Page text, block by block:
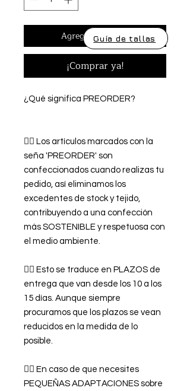
Agregar al carrito
¡Comprar ya!
¿Qué significa PREORDER?
👉🏿 Los artículos marcados con la
seña 'PREORDER' son
confeccionados cuando realizas tu
pedido, así eliminamos los
excedentes de stock y tejido,
contribuyendo a una confección
más SOSTENIBLE y respetuosa con
el medio ambiente.
👉🏿 Esto se traduce en PLAZOS de
entrega que van desde los 10 a los
15 días. Aunque siempre
procuramos que los plazos se vean
reducidos en la medida de lo
posible.
👉🏿 En caso de que necesites
PEQUEÑAS ADAPTACIONES sobre
Guía de tallas